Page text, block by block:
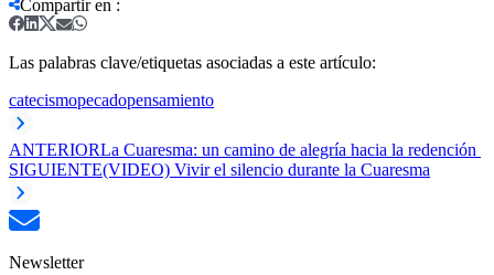
Compartir en :
Las palabras clave/etiquetas asociadas a este artículo:
catecismopecadopensamiento
ANTERIORLa Cuaresma: un camino de alegría hacia la redención
SIGUIENTE(VIDEO) Vivir el silencio durante la Cuaresma
Newsletter